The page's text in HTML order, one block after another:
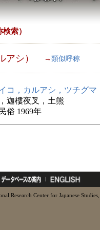
索）
アシ） → 類似呼称
コ，カルアシ，ツチグマ
迦樓夜叉，土熊
俗 1969年
Research Center for Japanese